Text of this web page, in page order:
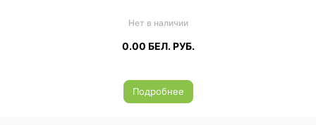
Нет в наличии
0.00 БЕЛ. РУБ.
Подробнее